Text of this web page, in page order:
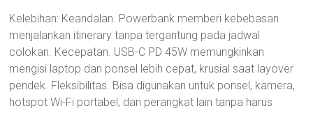
Kelebihan: Keandalan. Powerbank memberi kebebasan
menjalankan itinerary tanpa tergantung pada jadwal
colokan. Kecepatan. USB-C PD 45W memungkinkan
mengisi laptop dan ponsel lebih cepat, krusial saat layover
pendek. Fleksibilitas. Bisa digunakan untuk ponsel, kamera,
hotspot Wi-Fi portabel, dan perangkat lain tanpa harus